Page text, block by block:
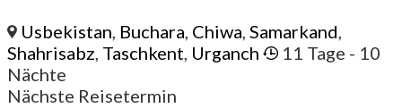
Usbekistan, Buchara, Chiwa,Samarkand,
Shahrisabz, Taschkent, Urganch 11 Tage - 10
Nächte
Nächste Reisetermin